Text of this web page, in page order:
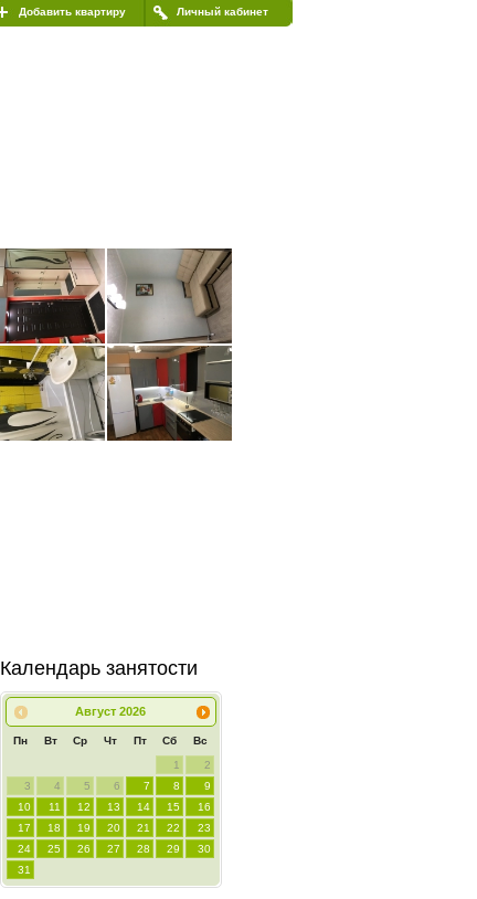
Личный кабинет
Добавить квартиру
Календарь занятости
Август 2026
Пн Вт Ср Чт Пт Сб Вс
1
2
3
4 5 6 7 8
9
10
11 12 13 14 15
16
17
18 19 20 21 22
23
24
25 26 27 28 29
30
31